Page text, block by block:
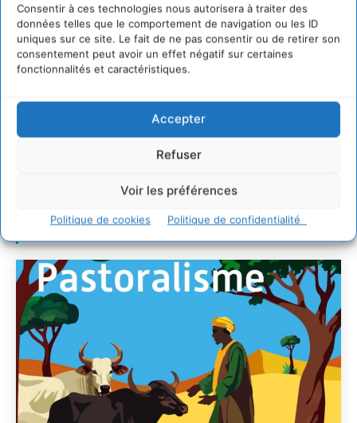
Consentir à ces technologies nous autorisera à traiter des
données telles que le comportement de navigation ou les ID
uniques sur ce site. Le fait de ne pas consentir ou de retirer son
consentement peut avoir un effet négatif sur certaines
fonctionnalités et caractéristiques.
Accepter
Refuser
Voir les préférences
Politique de cookies Politique de confidentialité
Transformer les
territoires par le
coopération avec un
Commun
d’Accompagnement des
Transitions
CYRILLE SOUCHE - 7 AOÛT 2026